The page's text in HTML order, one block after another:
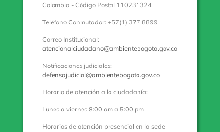
Colombia - Código Postal 110231324
Teléfono Conmutador: +57(1) 377 8899
Correo Institucional:
atencionalciudadano@ambientebogota.gov.co
Notificaciones judiciales:
defensajudicial@ambientebogota.gov.co
Horario de atención a la ciudadanía:
Lunes a viernes 8:00 am a 5:00 pm
Horarios de atención presencial en la sede